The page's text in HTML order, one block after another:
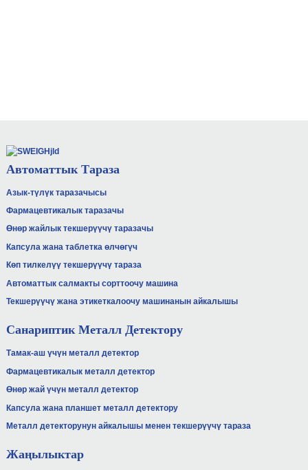
Автоматтык Тараза
Азык-түлүк таразачысы
Фармацевтикалык таразачы
Өнөр жайлык текшерүүчү таразачы
Капсула жана таблетка өлчөгүч
Көп тилкелүү текшерүүчү тараза
Автоматтык салмакты сорттоочу машина
Текшерүүчү жана этикеткалоочу машинанын айкалышы
Санариптик Металл Детектору
Тамак-аш үчүн металл детектор
Фармацевтикалык металл детектор
Өнөр жай үчүн металл детектор
Капсула жана планшет металл детектору
Металл детекторунун айкалышы менен текшерүүчү тараза
Жаңылыктар